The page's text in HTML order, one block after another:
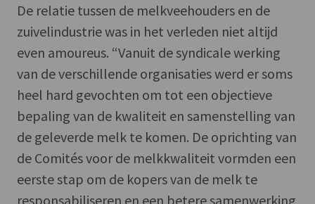
De relatie tussen de melkveehouders en de
zuivelindustrie was in het verleden niet altijd
even amoureus. “Vanuit de syndicale werking
van de verschillende organisaties werd er soms
heel hard gevochten om tot een objectieve
bepaling van de kwaliteit en samenstelling van
de geleverde melk te komen. De oprichting van
de Comités voor de melkkwaliteit vormden een
eerste stap om de kopers van de melk te
responsabiliseren en een betere samenwerking